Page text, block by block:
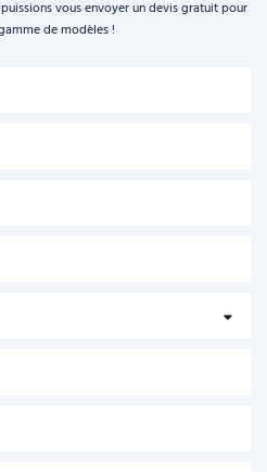
vous envoyer un devis gratuit pour
de modèles !